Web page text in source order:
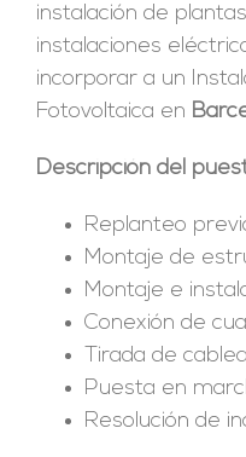
instalación de
instalaciones
incorporar a un
Fotovoltaica en
Descripción del
Replanteo
Montaje de
Montaje e
Conexión de
Tirada de
Puesta en
Resolución de